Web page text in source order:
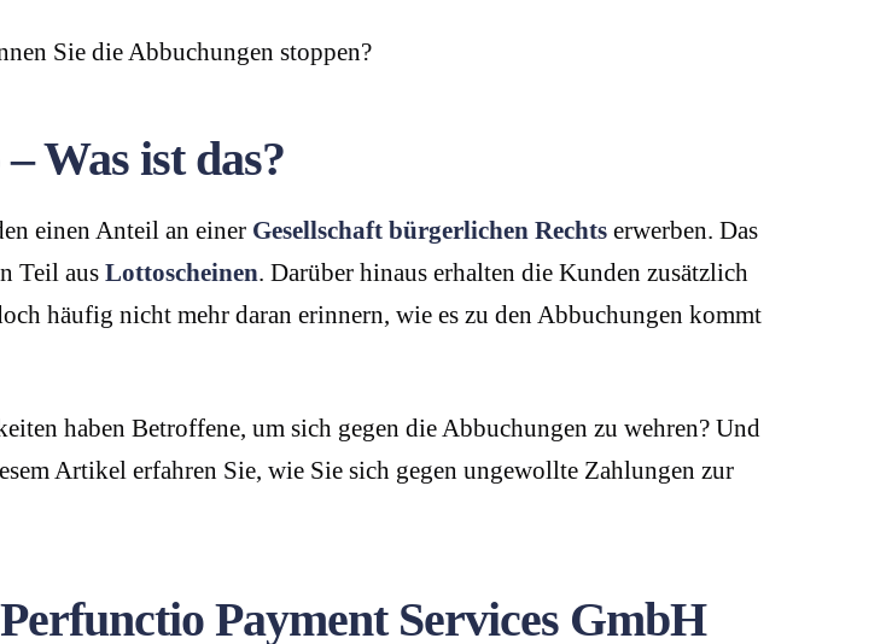
Sie die Abbuchungen stoppen?
Was ist das?
einen Anteil an einer Gesellschaft bürgerlichen Rechts erwerben. Das
Teil aus Lottoscheinen. Darüber hinaus erhalten die Kunden zusätzlich
häufig nicht mehr daran erinnern, wie es zu den Abbuchungen kommt
haben Betroffene, um sich gegen die Abbuchungen zu wehren? Und
Artikel erfahren Sie, wie Sie sich gegen ungewollte Zahlungen zur
Payment Services GmbH